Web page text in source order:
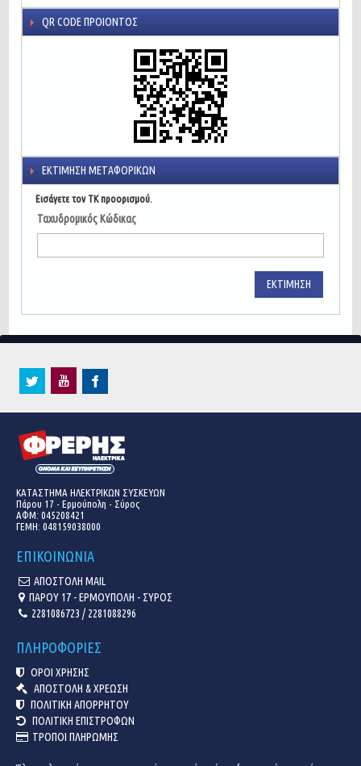
QR CODE ΠΡΟΙΌΝΤΟΣ
ΕΚΤΊΜΗΣΗ ΜΕΤΑΦΟΡΙΚΏΝ
Εισάγετε τον ΤΚ προορισμού.
Ταχυδρομικός Κώδικας
ΕΚΤΊΜΗΣΗ
ΚΑΤΑΣΤΗΜΑ ΗΛΕΚΤΡΙΚΩΝ ΣΥΣΚΕΥΩΝ
Πάρου 17 - Ερμούπολη - Σύρος
ΑΦΜ: 045208421
ΓΕΜΗ: 048159038000
ΕΠΙΚΟΙΝΩΝΙΑ
ΑΠΟΣΤΟΛΗ MAIL
ΠΑΡΟΥ 17 - ΕΡΜΟΥΠΟΛΗ - ΣΥΡΟΣ
2281086723 / 2281088296
ΠΛΗΡΟΦΟΡΙΕΣ
ΟΡΟΙ ΧΡΗΣΗΣ
ΑΠΟΣΤΟΛΗ & ΧΡΕΩΣΗ
ΠΟΛΙΤΙΚΗ ΑΠΟΡΡΗΤΟΥ
ΠΟΛΙΤΙΚΗ ΕΠΙΣΤΡΟΦΩΝ
ΤΡΟΠΟΙ ΠΛΗΡΩΜΗΣ